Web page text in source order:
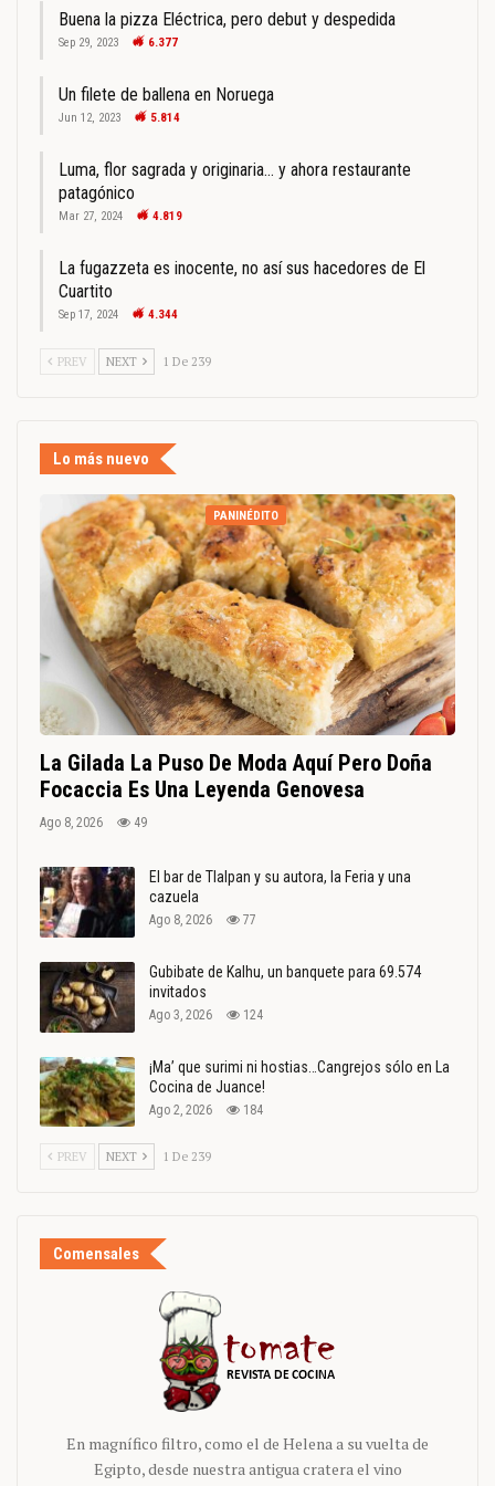
Buena la pizza Eléctrica, pero debut y despedida
Sep 29, 2023 6.377
Un filete de ballena en Noruega
Jun 12, 2023 5.814
Luma, flor sagrada y originaria… y ahora restaurante
patagónico
Mar 27, 2024 4.819
La fugazzeta es inocente, no así sus hacedores de El
Cuartito
Sep 17, 2024 4.344
PREV NEXT 1 De 239
Lo más nuevo
PANINÉDITO
La Gilada La Puso De Moda Aquí Pero Doña
Focaccia Es Una Leyenda Genovesa
Ago 8, 2026 49
El bar de Tlalpan y su autora, la Feria y una
cazuela
Ago 8, 2026 77
Gubibate de Kalhu, un banquete para 69.574
invitados
Ago 3, 2026 124
¡Ma’ que surimi ni hostias…Cangrejos sólo en La
Cocina de Juance!
Ago 2, 2026 184
PREV NEXT 1 De 239
Comensales
En magnífico filtro, como el de Helena a su vuelta de
Egipto, desde nuestra antigua cratera el vino